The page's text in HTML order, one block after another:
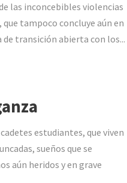
las inconcebibles violencias
tampoco concluye aún en
transición abierta con los...
estudiantes, que viven
sueños que se
aún heridos y en grave